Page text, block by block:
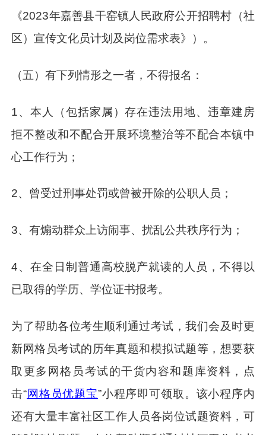
《2023年嘉善县干窑镇人民政府公开招聘村（社
区）宣传文化员计划及岗位需求表》）。
（五）有下列情形之一者，不得报名：
1、本人（包括家属）存在违法用地、违章建房
拒不整改和不配合开展环境整治等不配合本镇中
心工作行为；
2、曾受过刑事处罚或曾被开除的公职人员；
3、有煽动群众上访闹事、扰乱公共秩序行为；
4、在全日制普通高校脱产就读的人员，不得以
已取得的学历、学位证书报考。
为了帮助各位考生顺利通过考试，我们会及时更
新网格员考试的历年真题和模拟试题等，想要获
取更多网格员考试的干货内容和题库资料，点
击“网格员优题宝”小程序即可领取。该小程序内
还有大量丰富社区工作人员各岗位试题资料，可